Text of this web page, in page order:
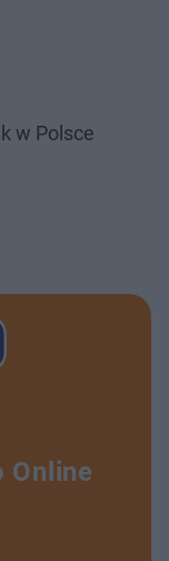
w Polsce
Online